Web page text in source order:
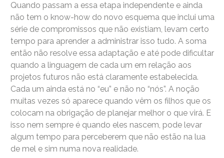
Quando passam a essa etapa independente e ainda
não tem o know-how do novo esquema que inclui uma
série de compromissos que não existiam, levam certo
tempo para aprender a administrar isso tudo. A soma
então não resolve essa adaptação e até pode dificultar
quando a linguagem de cada um em relação aos
projetos futuros não está claramente estabelecida.
Cada um ainda está no “eu” e não no “nós”. A noção
muitas vezes só aparece quando vêm os filhos que os
colocam na obrigação de planejar melhor o que virá. E
isso nem sempre é quando eles nascem, pode levar
algum tempo para perceberem que não estão na lua
de mel e sim numa nova realidade.